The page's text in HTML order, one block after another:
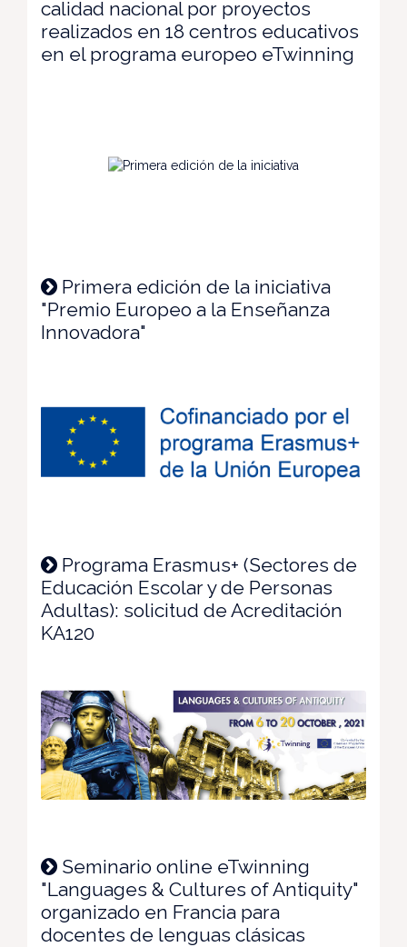
calidad nacional por proyectos
realizados en 18 centros educativos
en el programa europeo eTwinning
Primera edición de la iniciativa
"Premio Europeo a la Enseñanza
Innovadora"
Programa Erasmus+ (Sectores de
Educación Escolar y de Personas
Adultas): solicitud de Acreditación
KA120
Seminario online eTwinning
"Languages & Cultures of Antiquity"
organizado en Francia para
docentes de lenguas clásicas